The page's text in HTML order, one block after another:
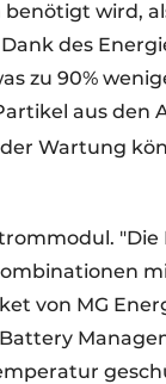
wird,
des
zu 90%
aus den
Wartung
"Die
von MG